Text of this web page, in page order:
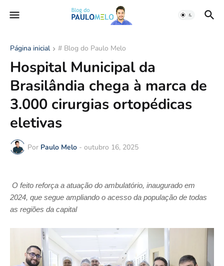
Página inicial # Blog do Paulo Melo
Hospital Municipal da
Brasilândia chega à marca de
3.000 cirurgias ortopédicas
eletivas
Por Paulo Melo - outubro 16, 2025
O feito reforça a atuação do ambulatório, inaugurado em
2024, que segue ampliando o acesso da população de todas
as regiões da capital